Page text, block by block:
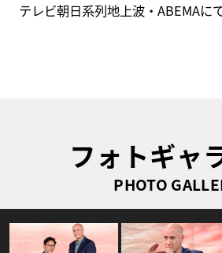
テレビ朝日系列地上波・ABEMAに
フォトギャ
PHOTO